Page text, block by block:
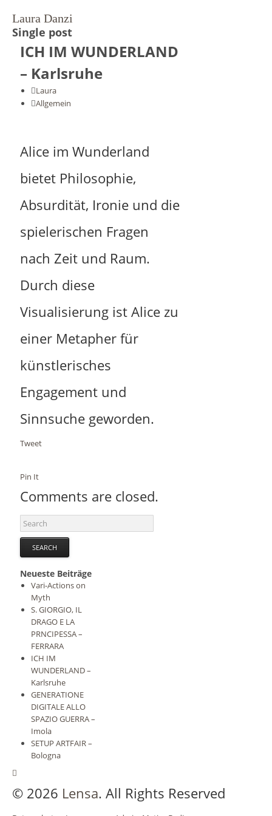
Laura Danzi
Kontakt
Schnitzen für Kinder
Datenschutz
Single post
ICH IM WUNDERLAND
– Karlsruhe
Laura
Allgemein
Alice im Wunderland
bietet Philosophie,
Absurdität, Ironie und die
spielerischen Fragen
nach Zeit und Raum.
Durch diese
Visualisierung ist Alice zu
einer Metapher für
künstlerisches
Engagement und
Sinnsuche geworden.
Tweet
Pin It
Comments are closed.
Neueste Beiträge
Vari-Actions on
Myth
S. GIORGIO, IL
DRAGO E LA
PRNCIPESSA –
FERRARA
ICH IM
WUNDERLAND –
Karlsruhe
GENERATIONE
DIGITALE ALLO
SPAZIO GUERRA –
Imola
SETUP ARTFAIR –
Bologna
© 2026 Lensa. All Rights Reserved